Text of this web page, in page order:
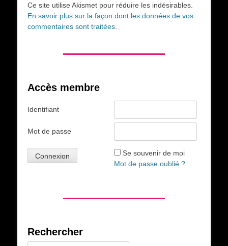
Ce site utilise Akismet pour réduire les indésirables.
En savoir plus sur la façon dont les données de vos
commentaires sont traitées
Accès membre
Identifiant
Mot de passe
Se souvenir de moi
Mot de passe oublié ?
Rechercher